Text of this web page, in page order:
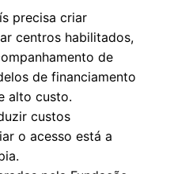
precisa criar
centros habilitados,
de
de financiamento
alto custo.
custos
o acesso está a